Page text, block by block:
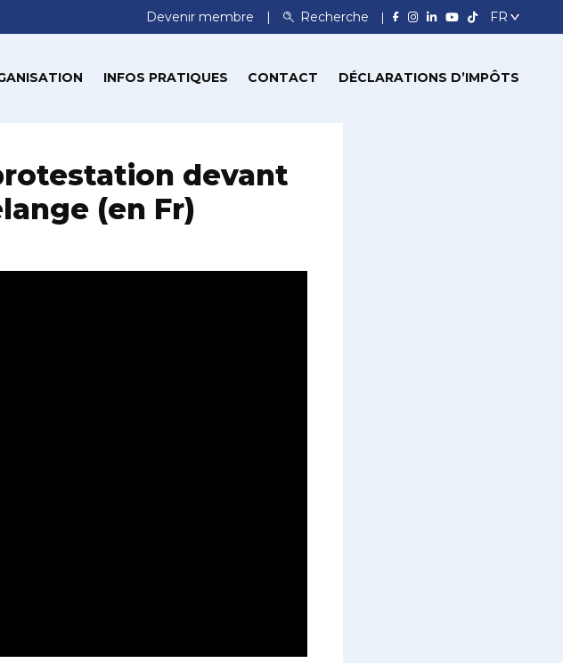
Devenir membre Recherche
INFOS PRATIQUES CONTACT DÉCLARATIONS D’IMPÔTS
devant
(en Fr)